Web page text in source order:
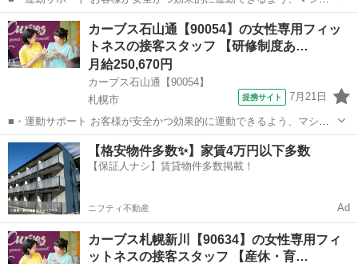
の使い方をアドバイスします。運動が初めての方や苦手な方がほとん
どなので、難しい指導はありません。「今日はこの動きを意識しまし
ょう！」といったお声がけをしながら、...
北海道 札幌市 その他
カーブス石山通【90054】の女性専用フィッ
トネスの接客スタッフ 【研修制度あ…
月給250,670円
カーブス石山通【90054】
札幌市
提携サイト 7月21日
■・運動サポート お客様が安全かつ効果的に運動できるよう、マシン
の使い方をアドバイスします。運動が初めての方や苦手な方がほとん
どなので、難しい指導はありません。「今日はこの動きを意識しまし
ょう！」といったお声がけをしながら、...
北海道 札幌市 その他
【格安物件多数✨】家賃4万円以下多数
【保証人ナシ】賃貸物件多数掲載！
ニフティ不動産 Ad
カーブス札幌新川【90634】の女性専用フィ
ットネスの接客スタッフ 【産休・育…